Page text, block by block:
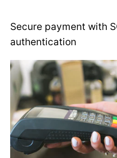
una colección táctica, esta
necesidades funcionales como
Diseño exclusivo: Gráfico de
táctico distintivo
Calidad Helikon-Tex:
duradera
Talla XXX-Large: Corte
restringir movimientos
Versatilidad de uso: Perfecta
Secure payment with
authentication